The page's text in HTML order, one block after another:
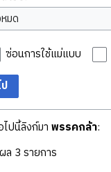
มด
ซ่อนการใช้แม่แบบ
ปนี้ลิงก์มา พรรคกล้า:
ล 3 รายการ